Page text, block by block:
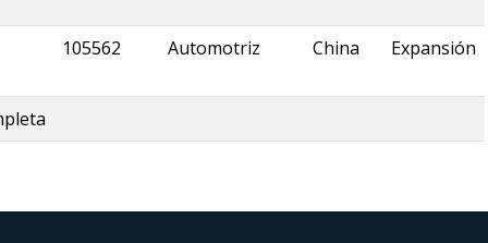
105562 Automotriz China Expansión